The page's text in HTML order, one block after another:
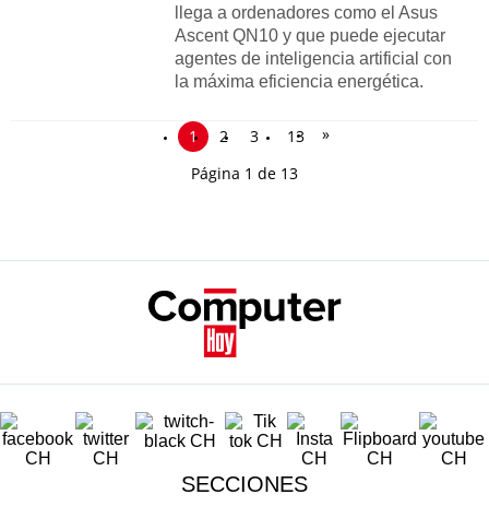
llega a ordenadores como el Asus
Ascent QN10 y que puede ejecutar
agentes de inteligencia artificial con
la máxima eficiencia energética.
1 2 3 13
»
Página 1 de 13
SECCIONES